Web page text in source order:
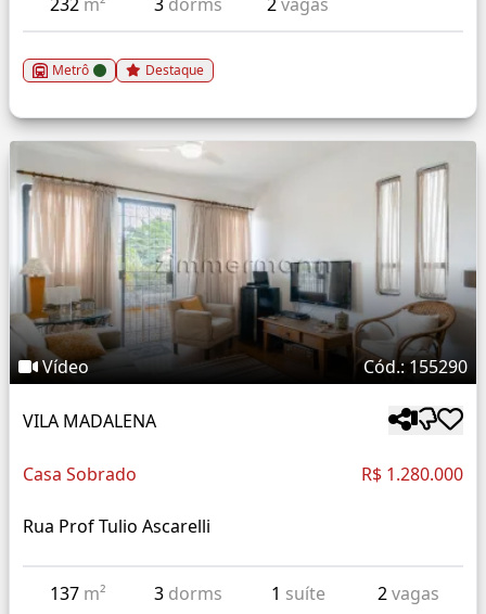
Metrô Destaque
Vídeo Cód.: 155290
VILA MADALENA
Casa Sobrado R$ 1.280.000
Rua Prof Tulio Ascarelli
137 m² 3 dorms 1 suíte 2vagas